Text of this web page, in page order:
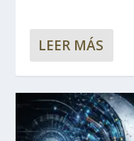
LEER MÁS